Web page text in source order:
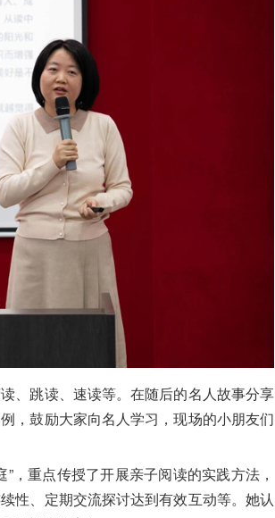
、跳读、速读等。在随后的名人故事分享
，鼓励大家向名人学习，现场的小朋友们
，重点传授了开展亲子阅读的实践方法，
性、定期交流探讨达到有效互动等。她认